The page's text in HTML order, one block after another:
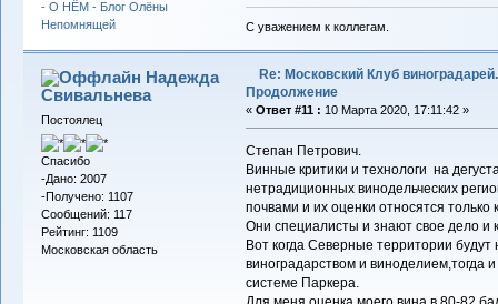
С уважением к коллегам.
Надежда
Свивальнева
Постоялец
Спасибо
-Дано: 2007
-Получено: 1107
Сообщений: 117
Рейтинг: 1109
Московская область
Re: Московский Клуб виноградарей.
Продолжение
« Ответ #11 : 10 Марта 2020, 17:11:42 »
Степан Петрович.
Винные критики и технологи на
нетрадиционных винодельческих
почвами и их оценки относятся
Они специалисты и знают свое дело и
Вот когда Северные территории
виноградарством и виноделием,тогда
системе Паркера.